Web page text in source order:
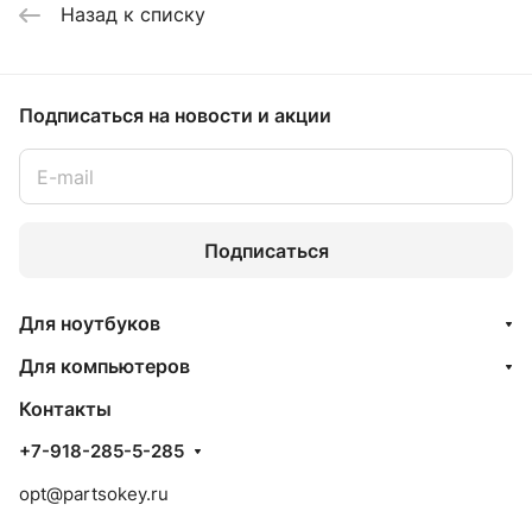
Назад к списку
Подписаться на новости и акции
Подписаться
Для ноутбуков
Для компьютеров
Контакты
+7-918-285-5-285
opt@partsokey.ru